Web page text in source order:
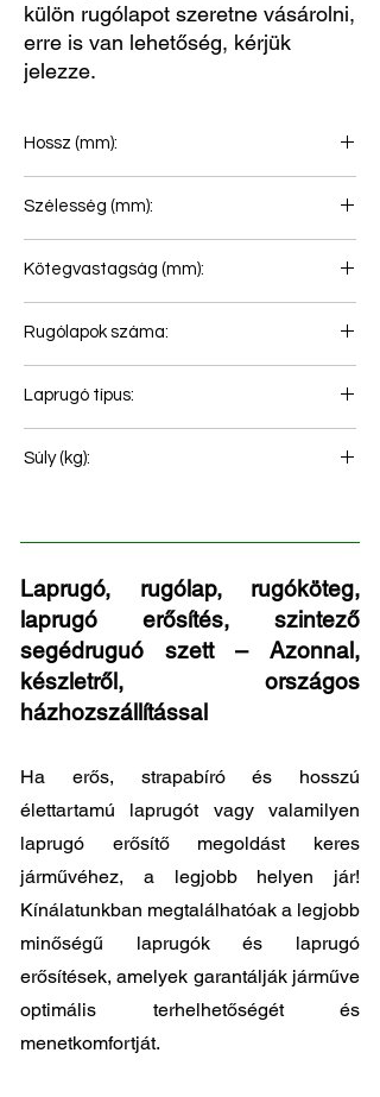
külön rugólapot szeretne vásárolni,
erre is van lehetőség, kérjük
jelezze.
Hossz (mm):
Szélesség (mm):
Kötegvastagság (mm):
Rugólapok száma:
Laprugó típus:
Súly (kg):
Laprugó, rugólap, rugóköteg,
laprugó erősítés, szintező
segédruguó szett – Azonnal,
készletről, országos
házhozszállítással
Ha erős, strapabíró és hosszú
élettartamú laprugót vagy valamilyen
laprugó erősítő megoldást keres
járművéhez, a legjobb helyen jár!
Kínálatunkban megtalálhatóak a legjobb
minőségű laprugók és laprugó
erősítések, amelyek garantálják járműve
optimális terhelhetőségét és
menetkomfortját.